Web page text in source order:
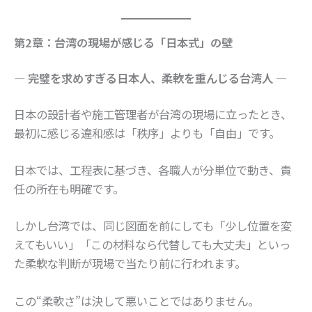
第2章：台湾の現場が感じる「日本式」の壁
― 完璧を求めすぎる日本人、柔軟を重んじる台湾人 ―
日本の設計者や施工管理者が台湾の現場に立ったとき、
最初に感じる違和感は「秩序」よりも「自由」です。
日本では、工程表に基づき、各職人が分単位で動き、責
任の所在も明確です。
しかし台湾では、同じ図面を前にしても「少し位置を変
えてもいい」「この材料なら代替しても大丈夫」といっ
た柔軟な判断が現場で当たり前に行われます。
この“柔軟さ”は決して悪いことではありません。